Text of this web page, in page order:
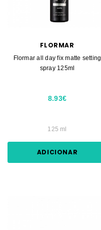
FLORMAR
Flormar all day fix matte setting
spray 125ml
8.93€
125 ml
ADICIONAR